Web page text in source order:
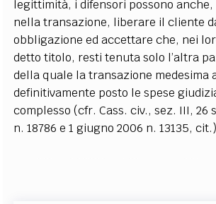
legittimità, i difensori possono
nella transazione, liberare il cliente
obbligazione ed accettare che, nei
detto titolo, resti tenuta solo l’altra
della quale la transazione medesima
definitivamente posto le spese
complesso (cfr. Cass. civ., sez. III, 26
n. 18786 e 1 giugno 2006 n. 13135,